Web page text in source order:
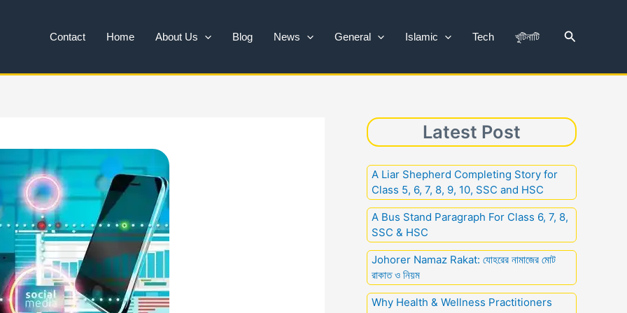
Contact Home About Us Blog News General Islamic Tech খুটিনাটি Search
Latest Post
A Liar Shepherd Completing Story for
Class 5, 6, 7, 8, 9, 10, SSC and HSC
A Bus Stand Paragraph For Class 6, 7, 8,
SSC & HSC
Johorer Namaz Rakat: যোহরের নামাজের মোট
রাকাত ও নিয়ম
Why Health & Wellness Practitioners